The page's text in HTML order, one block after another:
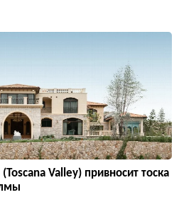
Valley) привносит тоска